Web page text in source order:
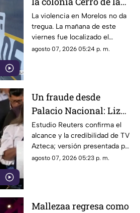
Corona
La violencia en Morelos no da
tregua. La mañana de este
viernes fue localizado el
cuerpo de un hombre con
agosto 07, 2026 05:24 p. m.
Un fraude desde
Palacio Nacional: Liz
Vilchis intentó
desvirtuar estudio de
Reuters sobre la
credibilidad de TV
Estudio Reuters confirma el
alcance y la credibilidad de TV
Azteca; versión presentada por
Liz Vilchis fue cuestionada al
agosto 07, 2026 05:23 p. m.
Mallezaa regresa como